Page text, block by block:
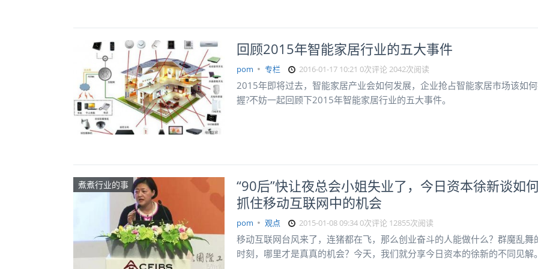
回顾2015年智能家居行业的五大事件
pom 专栏 2016-01-17 10:21 0次评论2042次阅读
2015年即将过去，智能家居产业会如何发展，企业抢占智能家居市场该如
握?不妨一起回顾下2015年智能家居行业的五大事件。
煮煮行业的事
“90后”快让夜总会小姐失业了，今日资本徐新谈如
抓住移动互联网中的机会
pom 观点 2015-01-08 09:340次评论 12855次阅读
移动互联网台风来了，连猪都在飞，那么创业奋斗的人能做什么？群魔乱舞
时刻，哪里才是真真的机会？今天，我们就分享今日资本的徐新的不同见解。